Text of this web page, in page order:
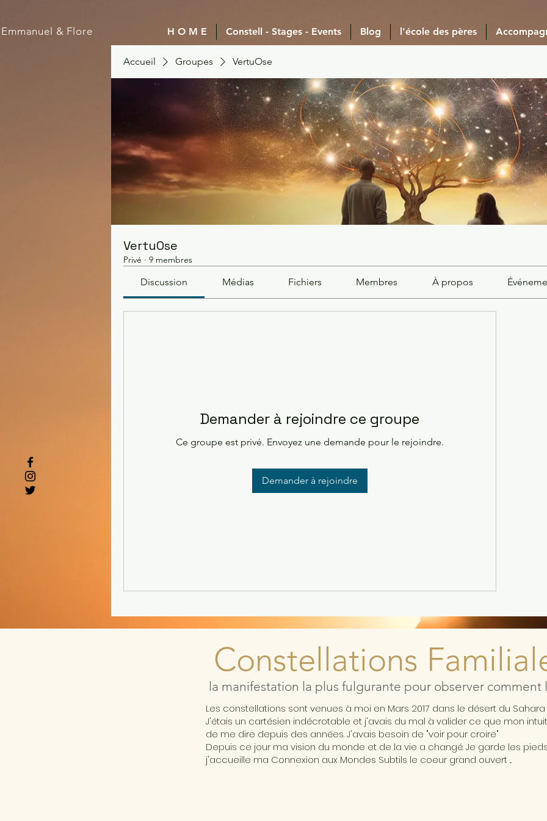
Emmanuel & Flore H O M E Constell - Stages - Events Blog l'école des pères
Accueil Groupes VertuOse
VertuOse
Privé · 9 membres
Discussion Médias Fichiers Membres À propos
Demander à rejoindre ce groupe
Ce groupe est privé. Envoyez une demande pour le rejoindre.
Demander à rejoindre
Constellations
la manifestation la plus fulgurante pour observer comment
Les constellations sont venues à moi en Mars 2017 dans le désert du Sahara
J'étais un cartésien indécrotable et j'avais du mal à valider ce que mon
de me dire depuis des années. J'avais besoin de "voir pour croire"
Depuis ce jour ma vision du monde et de la vie a changé. Je garde les
j'accueille ma Connexion aux Mondes Subtils le coeur grand ouvert ...